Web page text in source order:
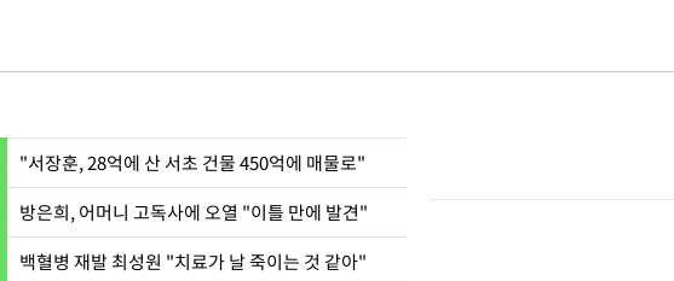
"서장훈, 28억에 산 서초 건물 450억에 매물로"
방은희, 어머니 고독사에 오열 "이틀 만에 발견"
백혈병 재발 최성원 "치료가 날 죽이는 것 같아"